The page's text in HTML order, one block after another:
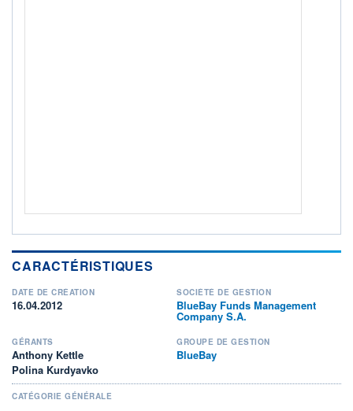
CARACTÉRISTIQUES
DATE DE CRÉATION
16.04.2012
SOCIÉTÉ DE GESTION
BlueBay Funds Management
Company S.A.
GÉRANTS
Anthony Kettle
Polina Kurdyavko
GROUPE DE GESTION
BlueBay
CATÉGORIE GÉNÉRALE